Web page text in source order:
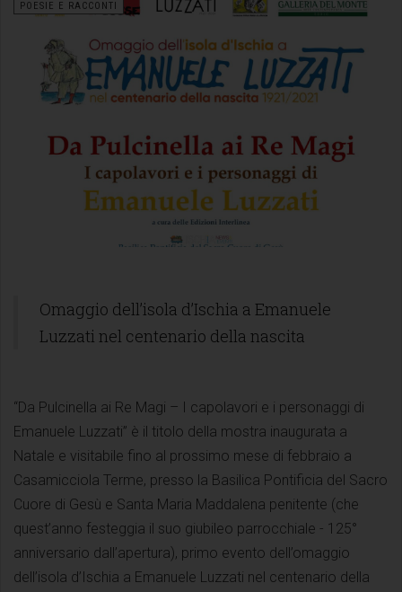
POESIE E RACCONTI
Omaggio dell’isola d’Ischia a Emanuele
Luzzati nel centenario della nascita
“Da Pulcinella ai Re Magi – I capolavori e i personaggi di
Emanuele Luzzati” è il titolo della mostra inaugurata a
Natale e visitabile fino al prossimo mese di febbraio a
Casamicciola Terme, presso la Basilica Pontificia del Sacro
Cuore di Gesù e Santa Maria Maddalena penitente (che
quest’anno festeggia il suo giubileo parrocchiale - 125°
anniversario dall’apertura), primo evento dell’omaggio
dell’isola d’Ischia a Emanuele Luzzati nel centenario della